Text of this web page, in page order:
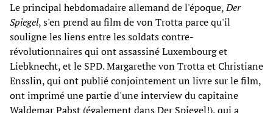
Le principal hebdomadaire allemand de l'époque,Der
Spiegel, s'en prend au film de von Trotta parce qu'il
souligne les liens entre les soldats contre-
révolutionnaires qui ont assassiné Luxembourg et
Liebknecht, et le SPD. Margarethe von Trotta et Christiane
Ensslin, qui ont publié conjointement un livre sur le film,
ont imprimé une partie d'une interview du capitaine
Waldemar Pabst (également dans Der Spiegel!), qui a